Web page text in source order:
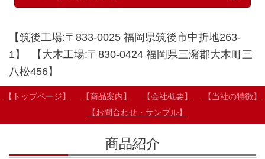
【筑後工場:〒833-0025 福岡県筑後市中折地263-
1】 【大木工場:〒830-0424 福岡県三潴郡大木町三
八松456】
【トップページ】 【商品案内】 【会社概要】
【当社の特徴】
【お問合わせ・サンプル】
商品紹介